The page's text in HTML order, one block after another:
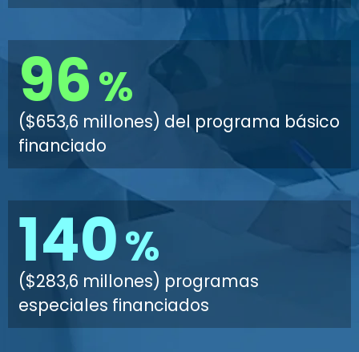
96%
($653,6 millones) del programa básico
financiado
140%
($283,6 millones) programas
especiales financiados